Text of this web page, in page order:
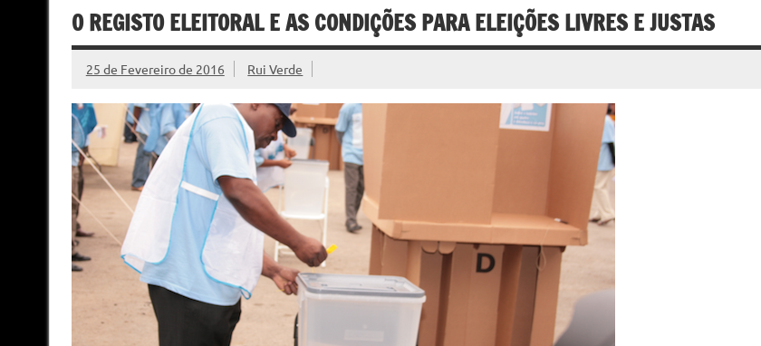
O REGISTO ELEITORAL E AS CONDIÇÕES PARA ELEIÇÕES LIVRES E JUSTAS
25 de Fevereiro de 2016 Rui Verde